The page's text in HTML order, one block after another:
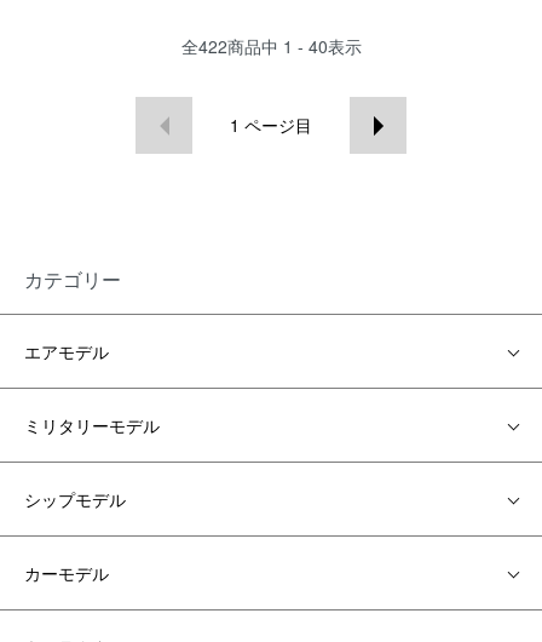
全422商品中 1 - 40表示
1 ページ目
カテゴリー
エアモデル
ミリタリーモデル
シップモデル
カーモデル